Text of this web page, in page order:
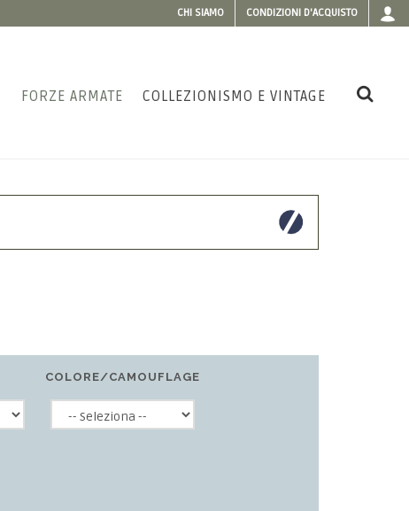
CHI SIAMO CONDIZIONI D'ACQUISTO
FORZE ARMATE COLLEZIONISMO E VINTAGE
COLORE/CAMOUFLAGE